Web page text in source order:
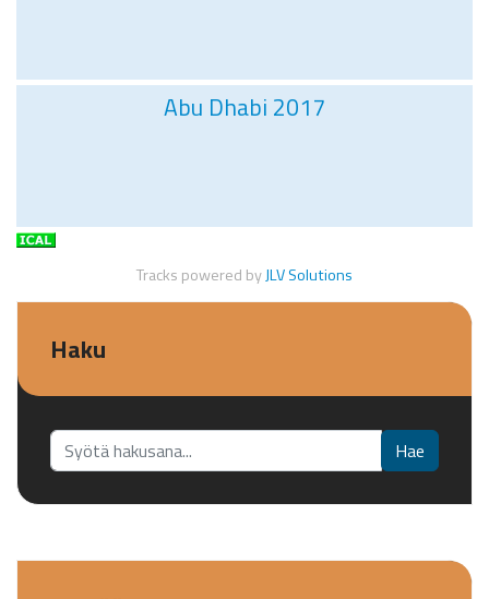
Abu Dhabi 2017
Tracks powered byJLV Solutions
Haku
Etsi... Hae